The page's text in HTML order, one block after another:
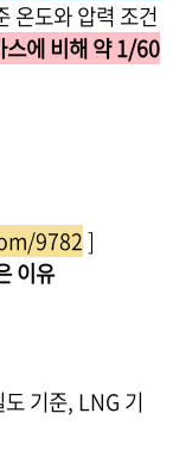
온도와 압력 조건
스에 비해 약 1/60
9782]
이유
기준, LNG 기